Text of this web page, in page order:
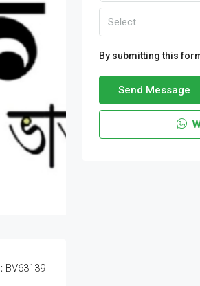
BV63139
Select
By submitting this
Send Message